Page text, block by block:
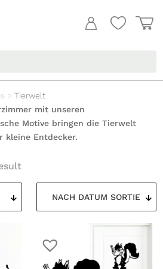
>Tierwelt
mit unseren
Motive bringen die Tierwelt
kleine Entdecker.